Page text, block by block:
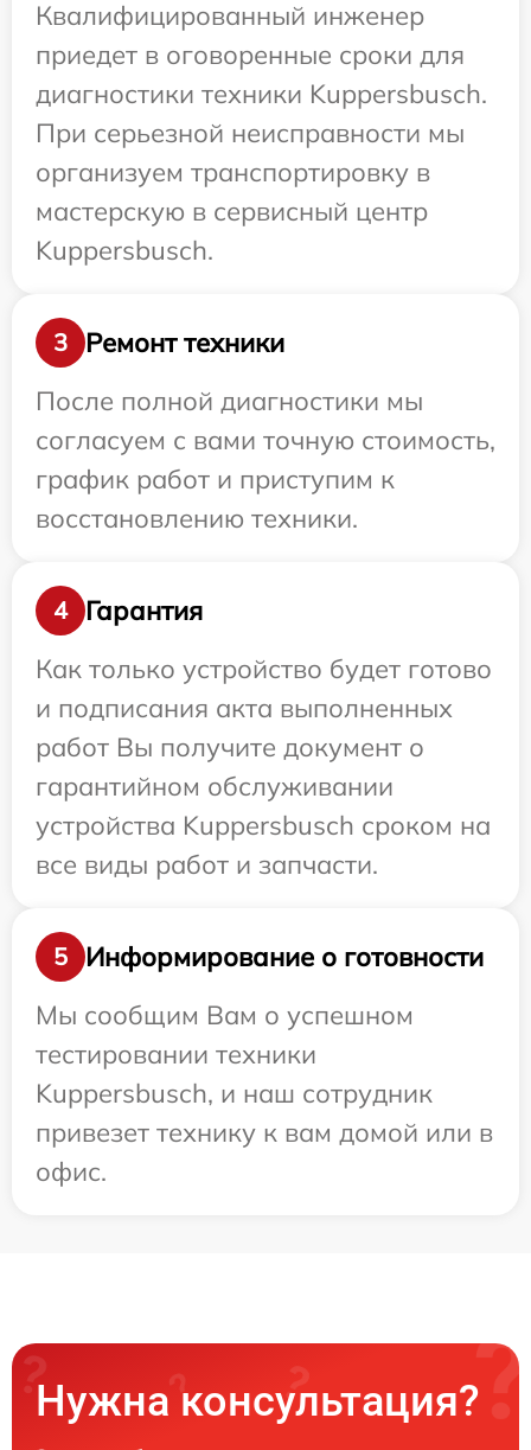
Квалифицированный инженер
приедет в оговоренные сроки для
диагностики техники Kuppersbusch.
При серьезной неисправности мы
организуем транспортировку в
мастерскую в сервисный центр
Kuppersbusch.
3
Ремонт техники
После полной диагностики мы
согласуем с вами точную стоимость,
график работ и приступим к
восстановлению техники.
4
Гарантия
Как только устройство будет готово
и подписания акта выполненных
работ Вы получите документ о
гарантийном обслуживании
устройства Kuppersbusch сроком на
все виды работ и запчасти.
5
Информирование о готовности
Мы сообщим Вам о успешном
тестировании техники
Kuppersbusch, и наш сотрудник
привезет технику к вам домой или в
офис.
Нужна консультация?